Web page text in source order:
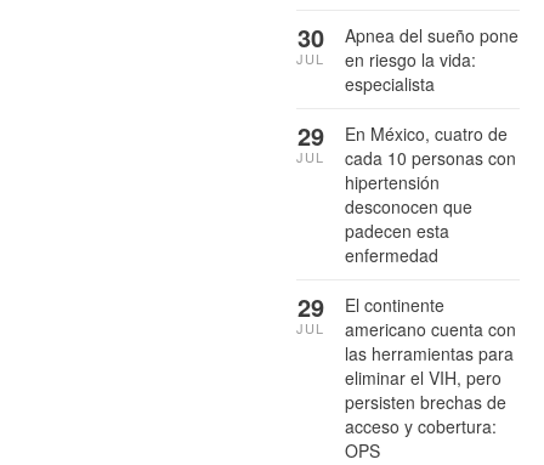
Apnea del sueño pone
en riesgo la vida:
especialista
30
JUL
En México, cuatro de
cada 10 personas con
hipertensión
desconocen que
padecen esta
enfermedad
29
JUL
El continente
americano cuenta con
las herramientas para
eliminar el VIH, pero
persisten brechas de
acceso y cobertura:
OPS
29
JUL